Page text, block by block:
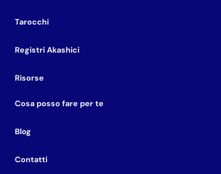
Tarocchi
Registri Akashici
Risorse
Cosa posso fare per te
Blog
Contatti